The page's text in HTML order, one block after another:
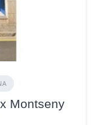
Montseny